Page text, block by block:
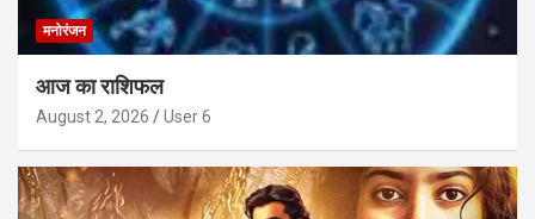
मनोरंजन
आज का राशिफल
August 2, 2026 User 6